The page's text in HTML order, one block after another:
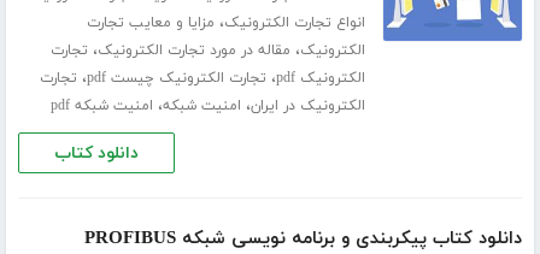
انواع تجارت الکترونیک، مزایا و معایب تجارت
الکترونیک، مقاله در مورد تجارت الکترونیک، تجارت
الکترونیک pdf
، تجارت الکترونیک چیست pdf ، تجارت
الکترونیک در ایران، امنیت شبکه، امنیت شبکه pdf
دانلود کتاب
دانلود کتاب پیکربندی و برنامه نویسی شبکه PROFIBUS